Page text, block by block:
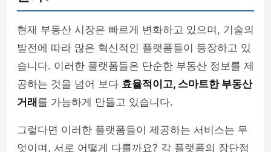
현재 부동산 시장은 빠르게 변화하고 있으며, 기술의
발전에 따라 많은 혁신적인 플랫폼들이 등장하고 있
습니다. 이러한 플랫폼들은 단순한 부동산 정보를 제
공하는 것을 넘어 보다 효율적이고, 스마트한 부동산
거래 를 가능하게 만들고 있습니다.
그렇다면 이러한 플랫폼들이 제공하는 서비스는 무
엇이며, 서로 어떻게 다를까요? 각 플랫폼의 장단점